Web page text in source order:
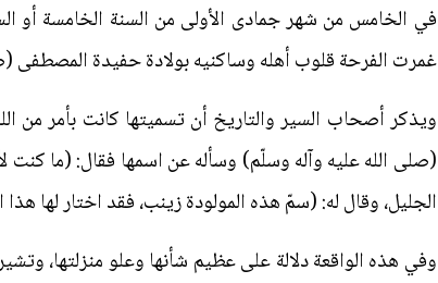
في الخامس من شهر جمادى الأولى من السنة الخامسة أو
غمرت الفرحة قلوب أهله وساكنيه بولادة حفيدة المصطفى
ويذكر أصحاب السير والتاريخ أن تسميتها كانت بأمر من
(صلى الله عليه وآله وسلّم) وسأله عن اسمها فقال: (ما كنت
الجليل، وقال له: (سمّ هذه المولودة زينب، فقد اختار لها
وفي هذه الواقعة دلالة على عظيم شأنها وعلو منزلتها،